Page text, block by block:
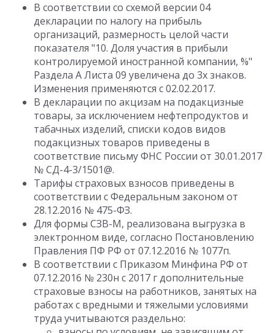
В соответствии со схемой версии 04
декларации по налогу на прибыль
организаций, размерность целой части
показателя "10. Доля участия в прибыли
контролируемой иностранной компании, %"
Раздела А Листа 09 увеличена до 3х знаков.
Изменения применяются с 02.02.2017.
В декларации по акцизам на подакцизные
товары, за исключением нефтепродуктов и
табачных изделий, списки кодов видов
подакцизных товаров приведены в
соответствие письму ФНС России от 30.01.2017
№ СД-4-3/1501@.
Тарифы страховых взносов приведены в
соответствии с Федеральным законом от
28.12.2016 № 475-ФЗ.
Для формы СЗВ-М, реализована выгрузка в
электронном виде, согласно Постановлению
Правления ПФ РФ от 07.12.2016 № 1077п.
В соответствии с Приказом Минфина РФ от
07.12.2016 № 230н с 2017 г дополнительные
страховые взносы на работников, занятых на
работах с вредными и тяжелыми условиями
труда учитываются раздельно: